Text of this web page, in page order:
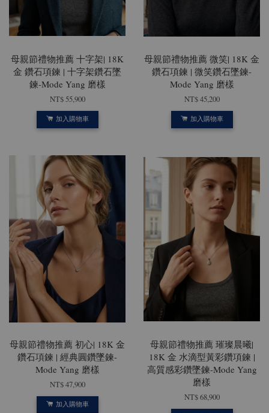
母親節禮物推薦 十字架| 18K
金 鑽石項鍊 | 十字架鑽石墜
鍊-Mode Yang 磨樣
NT$ 55,900
加入購物車
母親節禮物推薦 微笑| 18K 金
鑽石項鍊 | 微笑鑽石墜鍊-
Mode Yang 磨樣
NT$ 45,200
加入購物車
母親節禮物推薦 初心| 18K 金
鑽石項鍊 | 經典圓鑽墜鍊-
Mode Yang 磨樣
NT$ 47,900
加入購物車
母親節禮物推薦 璀璨晨曦|
18K 金 水滴型黃彩鑽項鍊 |
高質感彩鑽墜鍊-Mode Yang
磨樣
NT$ 68,900